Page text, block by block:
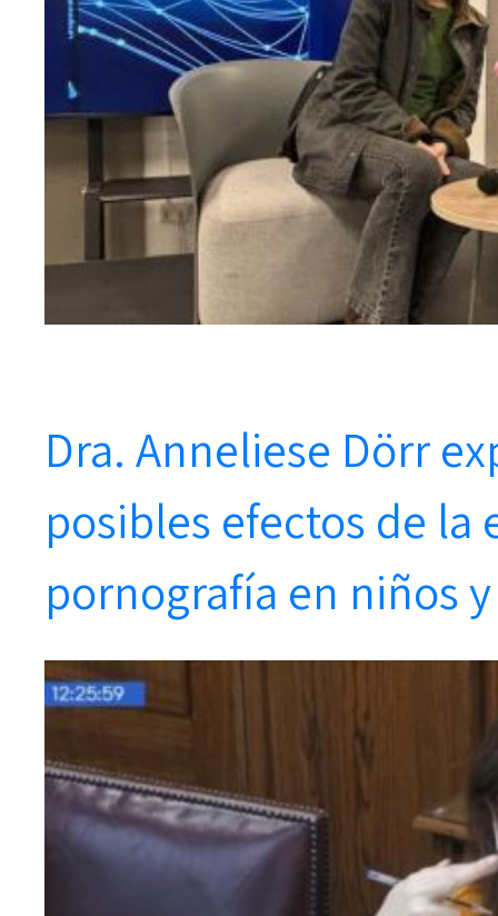
Dra. Anneliese Dörr
posibles efectos de la
pornografía en niños